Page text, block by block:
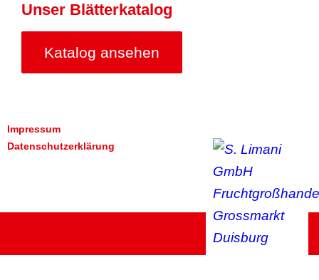
Unser Blätterkatalog
Katalog ansehen
Impressum
Datenschutzerklärung